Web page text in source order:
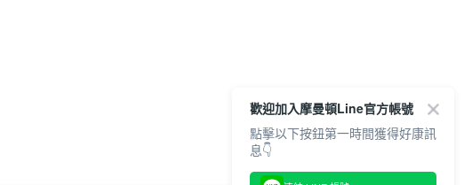
歡迎加入摩曼頓Line官方帳號
點擊以下按鈕第一時間獲得好康訊
息👇